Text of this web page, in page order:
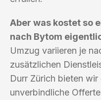
Aber was kostet so
nach Bytom
Umzug variieren je
zusätzlichen
Durr Zürich bieten
unverbindliche